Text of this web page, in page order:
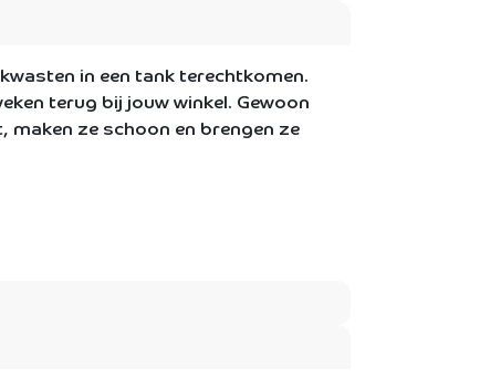
in een tank terechtkomen.
terug bij jouw winkel. Gewoon
maken ze schoon en brengen ze